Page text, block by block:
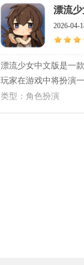
公会协作与多种成长
小舰舰超勇游戏画面
沉浸感，非常适合喜
验。
漂流
2026-04-
漂流少女中文版是一
玩家在游戏中将扮演
让自己安全到达陆地
怪物来让自己生存下
类型：角色扮演